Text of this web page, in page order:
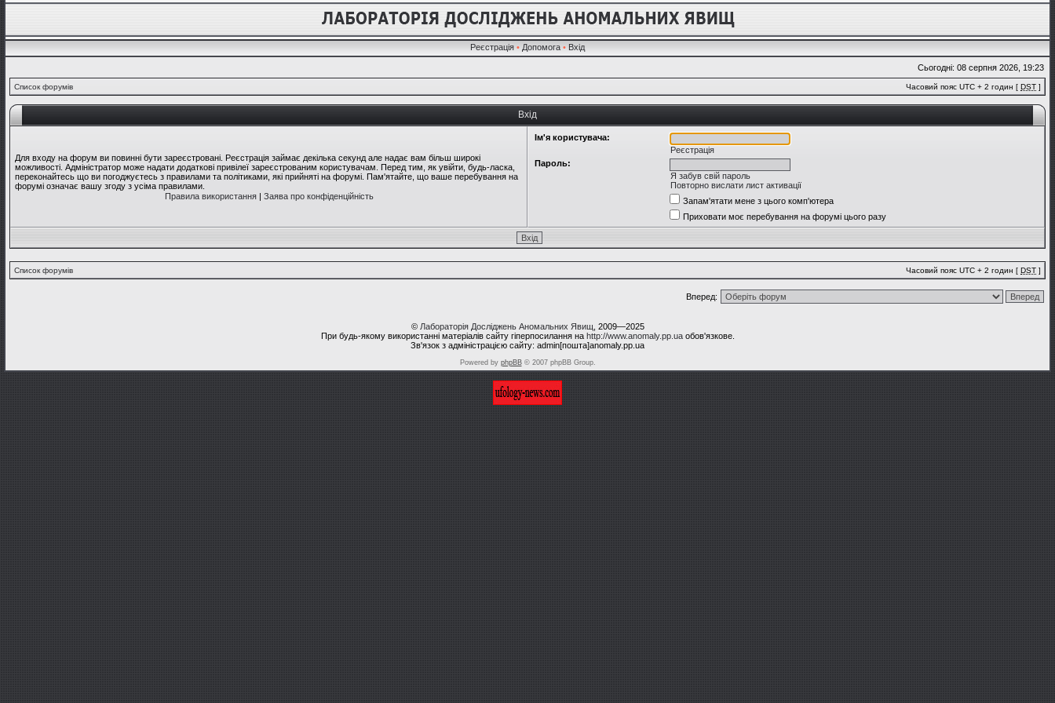
Реєстрація • Допомога • Вхід
Сьогодні: 08 серпня 2026, 19:23
Список форумів Часовий пояс UTC + 2 годин [ DST ]
Вхід
Для входу на форум ви повинні бути зареєстровані. Реєстрація займає декілька секунд але надає вам більш широкі
можливості. Адміністратор може надати додаткові привілеї зареєстрованим користувачам. Перед тим, як увійти, будь-ласка,
переконайтесь що ви погоджуєтесь з правилами та політиками, які прийняті на форумі. Пам'ятайте, що ваше перебування на
форумі означає вашу згоду з усіма правилами.
Правила використання| Заява про конфіденційність
Ім'я користувача:
Реєстрація
Пароль:
Я забув свій пароль
Повторно вислати лист активації
Запам'ятати мене з цього комп'ютера
Приховати моє перебування на форумі цього разу
Список форумів Часовий пояс UTC + 2 годин [ DST ]
Вперед:
© Лабораторія Досліджень Аномальних Явищ , 2009—2025
При будь-якому використанні матеріалів сайту гіперпосилання на http://www.anomaly.pp.uaобов'язкове.
Зв'язок з адміністрацією сайту: admin[пошта]anomaly.pp.ua
Powered by phpBB© 2007 phpBB Group.